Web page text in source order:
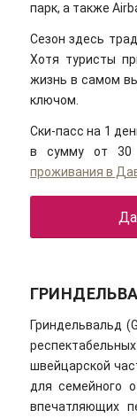
парк, а также
Сезон здесь
Хотя туристы
жизнь в самом
ключом.
Ски-пасс на 1
в сумму от 30
проживания в
Гриндельвальд
швейцарской
для семейного
впечатляющих